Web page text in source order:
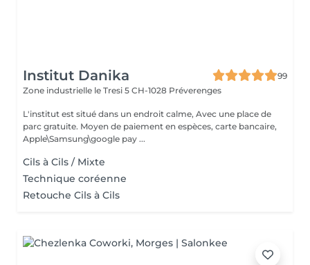
Institut Danika
99
Zone industrielle le Tresi 5 CH-1028 Préverenges
L'institut est situé dans un endroit calme, Avec une place de
parc gratuite. Moyen de paiement en espèces, carte bancaire,
Apple\Samsung\google pay ...
Cils à Cils / Mixte
Technique coréenne
Retouche Cils à Cils